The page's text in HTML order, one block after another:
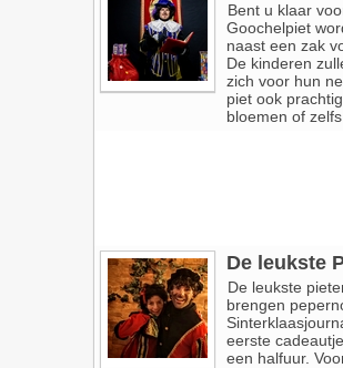
Bent u klaar
Goochelpiet
naast een zak
De kinderen
zich voor hun
piet ook
bloemen of
De leukste
De leukste
brengen
eerste
een halfuur.